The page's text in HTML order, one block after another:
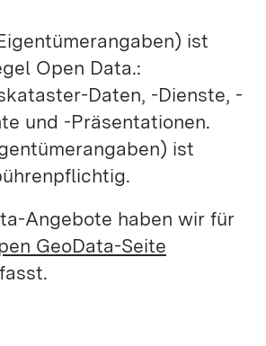
ist
Open Data.:
Daten, -Dienste, -
und -Präsentationen.
ist
Angebote haben wir für
GeoData-Seite